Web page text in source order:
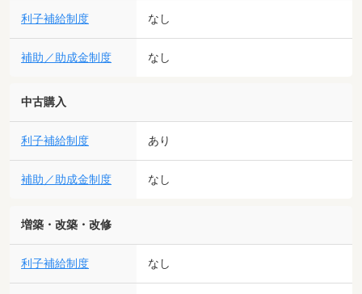
利子補給制度 なし
補助／助成金制度 なし
中古購入
利子補給制度 あり
補助／助成金制度 なし
増築・改築・改修
利子補給制度 なし